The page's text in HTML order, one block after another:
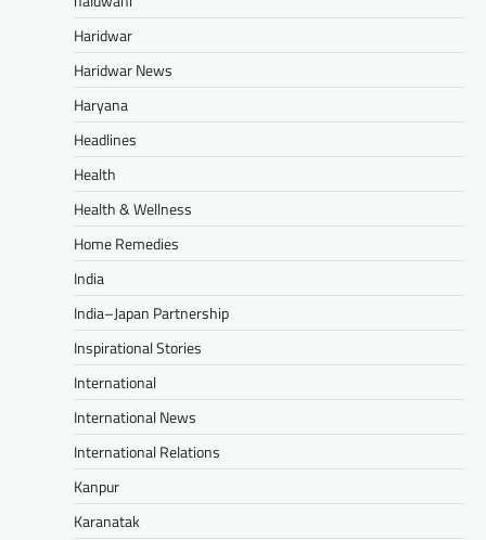
Haridwar
Haridwar News
Haryana
Headlines
Health
Health & Wellness
Home Remedies
India
India–Japan Partnership
Inspirational Stories
International
International News
International Relations
Kanpur
Karanatak